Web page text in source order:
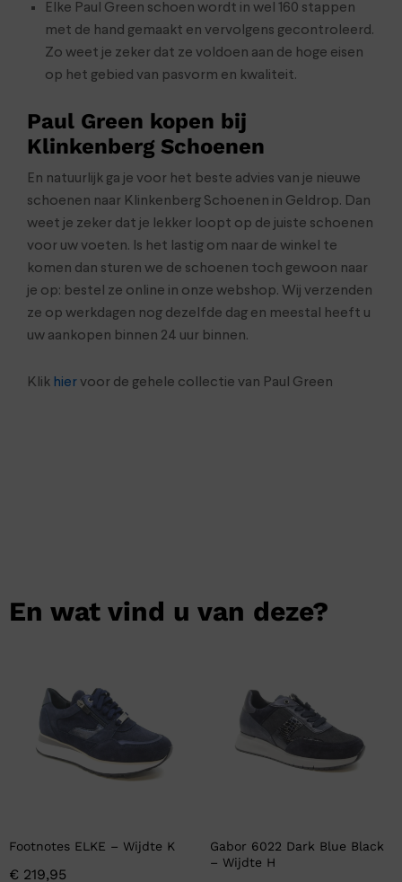
Elke Paul Green schoen wordt in wel 160 stappen
met de hand gemaakt en vervolgens gecontroleerd.
Zo weet je zeker dat ze voldoen aan de hoge eisen
op het gebied van pasvorm en kwaliteit.
Paul Green kopen bij
Klinkenberg Schoenen
En natuurlijk ga je voor het beste advies van je nieuwe
schoenen naar Klinkenberg Schoenen in Geldrop. Dan
weet je zeker dat je lekker loopt op de juiste schoenen
voor uw voeten. Is het lastig om naar de winkel te
komen dan sturen we de schoenen toch gewoon naar
je op: bestel ze online in onze webshop. Wij verzenden
ze op werkdagen nog dezelfde dag en meestal heeft u
uw aankopen binnen 24 uur binnen.
Klik hiervoor de gehele collectie van Paul Green
En wat vind u van deze?
Footnotes ELKE – Wijdte K
€ 219,95
Gabor 6022 Dark Blue Black
– Wijdte H